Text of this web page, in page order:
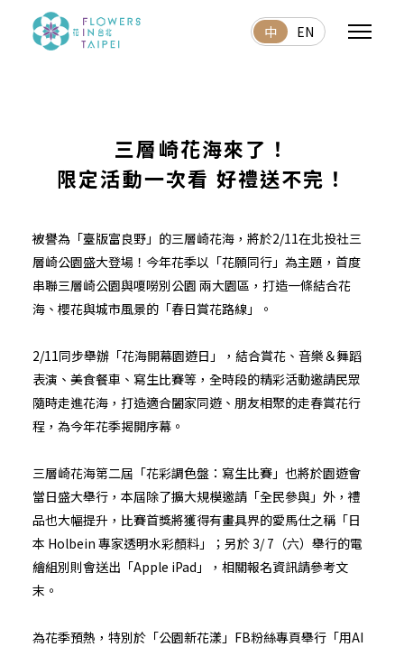
中 EN
三層崎花海來了！
限定活動一次看 好禮送不完！
被譽為「臺版富良野」的三層崎花海，將於2/11在北投社三
層崎公園盛大登場！今年花季以「花願同行」為主題，首度
串聯三層崎公園與嗄嘮別公園 兩大園區，打造一條結合花
海、櫻花與城市風景的「春日賞花路線」。
2/11同步舉辦「花海開幕園遊日」，結合賞花、音樂＆舞蹈
表演、美食餐車、寫生比賽等，全時段的精彩活動邀請民眾
隨時走進花海，打造適合闔家同遊、朋友相聚的走春賞花行
程，為今年花季揭開序幕。
三層崎花海第二屆「花彩調色盤：寫生比賽」也將於園遊會
當日盛大舉行，本屆除了擴大規模邀請「全民參與」外，禮
品也大幅提升，比賽首獎將獲得有畫具界的愛馬仕之稱「日
本 Holbein 專家透明水彩顏料」；另於 3/ 7（六）舉行的電
繪組別則會送出「Apple iPad」，相關報名資訊請參考文
末。
為花季預熱，特別於「公園新花漾」FB粉絲專頁舉行「用AI